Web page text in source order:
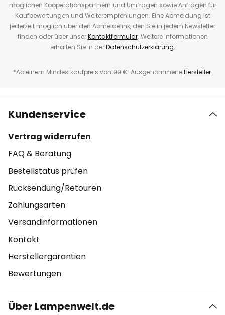
möglichen Kooperationspartnern und Umfragen sowie Anfragen für
Kaufbewertungen und Weiterempfehlungen. Eine Abmeldung ist
jederzeit möglich über den Abmeldelink, den Sie in jedem Newsletter
finden oder über unserKontaktformular. Weitere Informationen
erhalten Sie in derDatenschutzerklärung.
*Ab einem Mindestkaufpreis von 99 €. AusgenommeneHersteller.
Kundenservice
Vertrag widerrufen
FAQ & Beratung
Bestellstatus prüfen
Rücksendung/Retouren
Zahlungsarten
Versandinformationen
Kontakt
Herstellergarantien
Bewertungen
Über Lampenwelt.de